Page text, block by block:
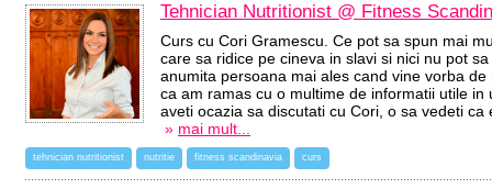
Tehnician Nutritionist @ Fitness
Curs cu Cori Gramescu. Ce pot sa spun mai
care sa ridice pe cineva in slavi si nici nu pot
anumita persoana mai ales cand vine vorba
ca am ramas cu o multime de informatii utile
aveti ocazia sa discutati cu Cori, o sa vedeti
» mai mult...
tehnician nutritionist nutritie fitness scandinavia curs